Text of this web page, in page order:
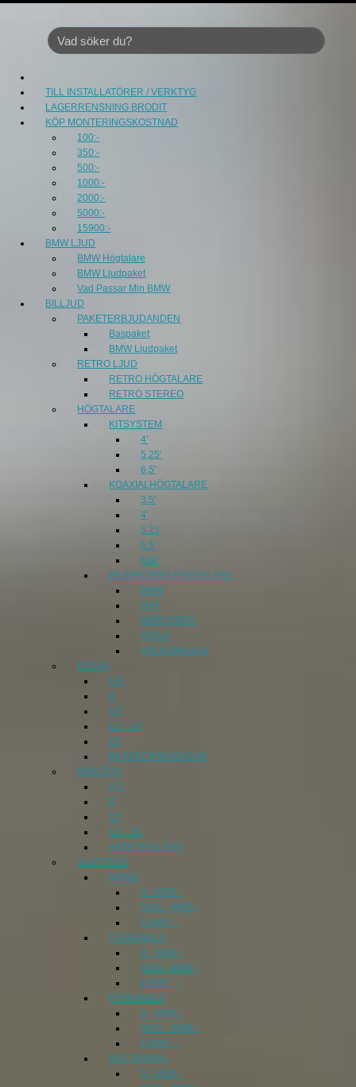
TILL INSTALLATÖRER / VERKTYG
LAGERRENSNING BRODIT
KÖP MONTERINGSKOSTNAD
100:-
350:-
500:-
1000:-
2000:-
5000:-
15900:-
BMW LJUD
BMW Högtalare
BMW Ljudpaket
Vad Passar Min BMW
BILLJUD
PAKETERBJUDANDEN
Baspaket
BMW Ljudpaket
RETRO LJUD
RETRO HÖGTALARE
RETRO STEREO
HÖGTALARE
KITSYSTEM
4'
5,25'
6,5'
KOAXIALHÖGTALARE
3.5'
4'
5.25'
6.5'
6x9'
BILSPECIFIKA HÖGTALARE
BMW
FIAT
MERCEDES
TESLA
VOLKSWAGEN
BASAR
6.5'
8'
10'
12' - 14'
15'
BILSPECIFIKA BASAR
BASLÅDA
6,5'
8'
10'
12' - 15'
AKTIV BASLÅDA
SLUTSTEG
MONO
0 - 5000:-
5001 - 9999:-
10000:- -
TVÅKANALS
0 - 5000:-
5001 - 9999:-
10000:- -
FYRKANALS
0 - 5000:-
5001 - 9999:-
10000:- -
MULTIKANAL
0 - 5000:-